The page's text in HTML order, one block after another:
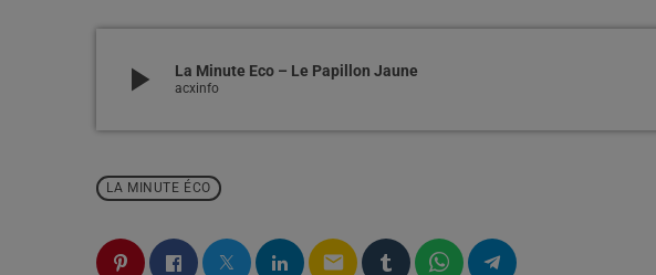
play_arrow La Minute Eco – Le Papillon Jaune
acxinfo
LA MINUTE ÉCO
email